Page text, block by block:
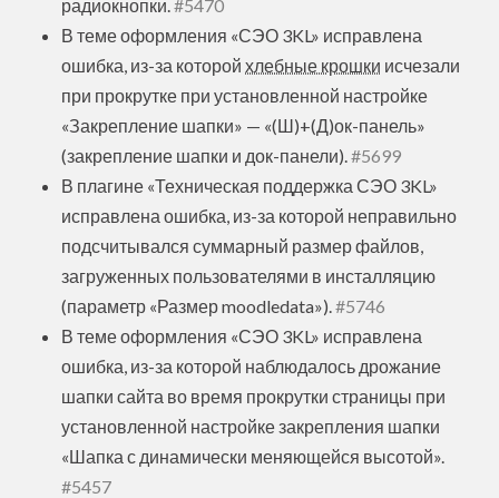
радиокнопки. #5470
В теме оформления «СЭО 3KL» исправлена
ошибка, из-за которой хлебные крошки исчезали
при прокрутке при установленной настройке
«Закрепление шапки» — «(Ш)+(Д)ок-панель»
(закрепление шапки и док-панели). #5699
В плагине «Техническая поддержка СЭО 3KL»
исправлена ошибка, из-за которой неправильно
подсчитывался суммарный размер файлов,
загруженных пользователями в инсталляцию
(параметр «Размер moodledata»). #5746
В теме оформления «СЭО 3KL» исправлена
ошибка, из-за которой наблюдалось дрожание
шапки сайта во время прокрутки страницы при
установленной настройке закрепления шапки
«Шапка с динамически меняющейся высотой».
#5457